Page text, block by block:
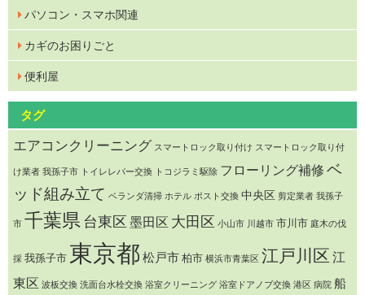
パソコン・スマホ関連
カギのお困りごと
便利屋
タグ
エアコンクリーニング スマートロック取り付け スマートロック取り付
け業者 我孫子市 トイレレバー交換 トコジラミ駆除 フローリング補修 ベ
ッド組み立て ベランダ清掃 ホテル ポスト交換 中央区 剪定業者 我孫子
市 千葉県 台東区 墨田区 大田区 小山市 川越市 市川市 庭木の伐
採 我孫子市 東京都 松戸市 柏市 横浜市青葉区 江戸川区 江
東区 波板交換 洗面台水栓交換 浴室クリーニング 浴室ドアノブ交換 港区 病院 船